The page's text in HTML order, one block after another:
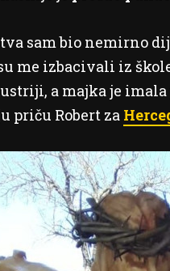
sam bio nemirno
me izbacivali iz
a majka je
priču Robert za